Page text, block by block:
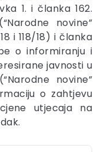
1. i članka 162.
novine”
i 118/18) i članka
o informiranju i
javnosti u
novine”
o zahtjevu
utjecaja na